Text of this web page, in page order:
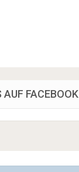
AUF FACEBOOK